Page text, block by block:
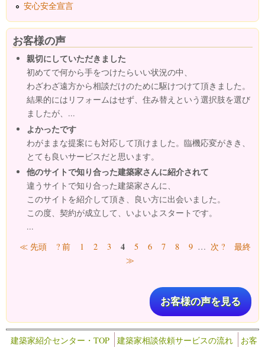
安心安全宣言
お客様の声
親切にしていただきました
初めてで何から手をつけたらいい状況の中、
わざわざ遠方から相談だけのために駆けつけて頂きました。
結果的にはリフォームはせず、住み替えという選択肢を選び
ましたが、...
よかったです
わがままな提案にも対応して頂けました。臨機応変がきき、
とても良いサービスだと思います。
他のサイトで知り合った建築家さんに紹介されて
違うサイトで知り合った建築家さんに、
このサイトを紹介して頂き、良い方に出会いました。
この度、契約が成立して、いよいよスタートです。
...
ページ
≪ 先頭 ? 前 1 2 3 4 5 6 7 8 9 … 次 ?
最終
≫
お客様の声を見る
建築家紹介センター・TOP 建築家相談依頼サービスの流れ
お客